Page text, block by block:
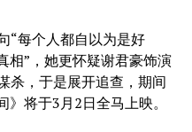
“每个人都自以为是好
相”，她更怀疑谢君豪饰演
杀，于是展开追查，期间
将于3月2日全马上映。